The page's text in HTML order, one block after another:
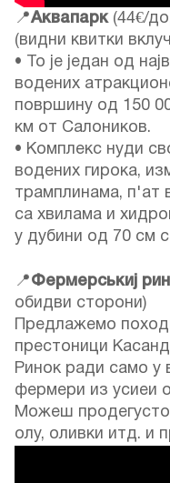
📍Аквапарк(44€/
(видни квитки
• То је један од
водених
површину од 150
км от Салоников.
• Комплекс нуди
водених гирока,
трамплинама, п'ат
са хвилама и
у дубини од 70 см
📍Фермерськиј рин
обидви сторони)
Предлажемо
престоници
Ринок ради само у
фермери из усиеи
Можеш
олу, оливки итд. и